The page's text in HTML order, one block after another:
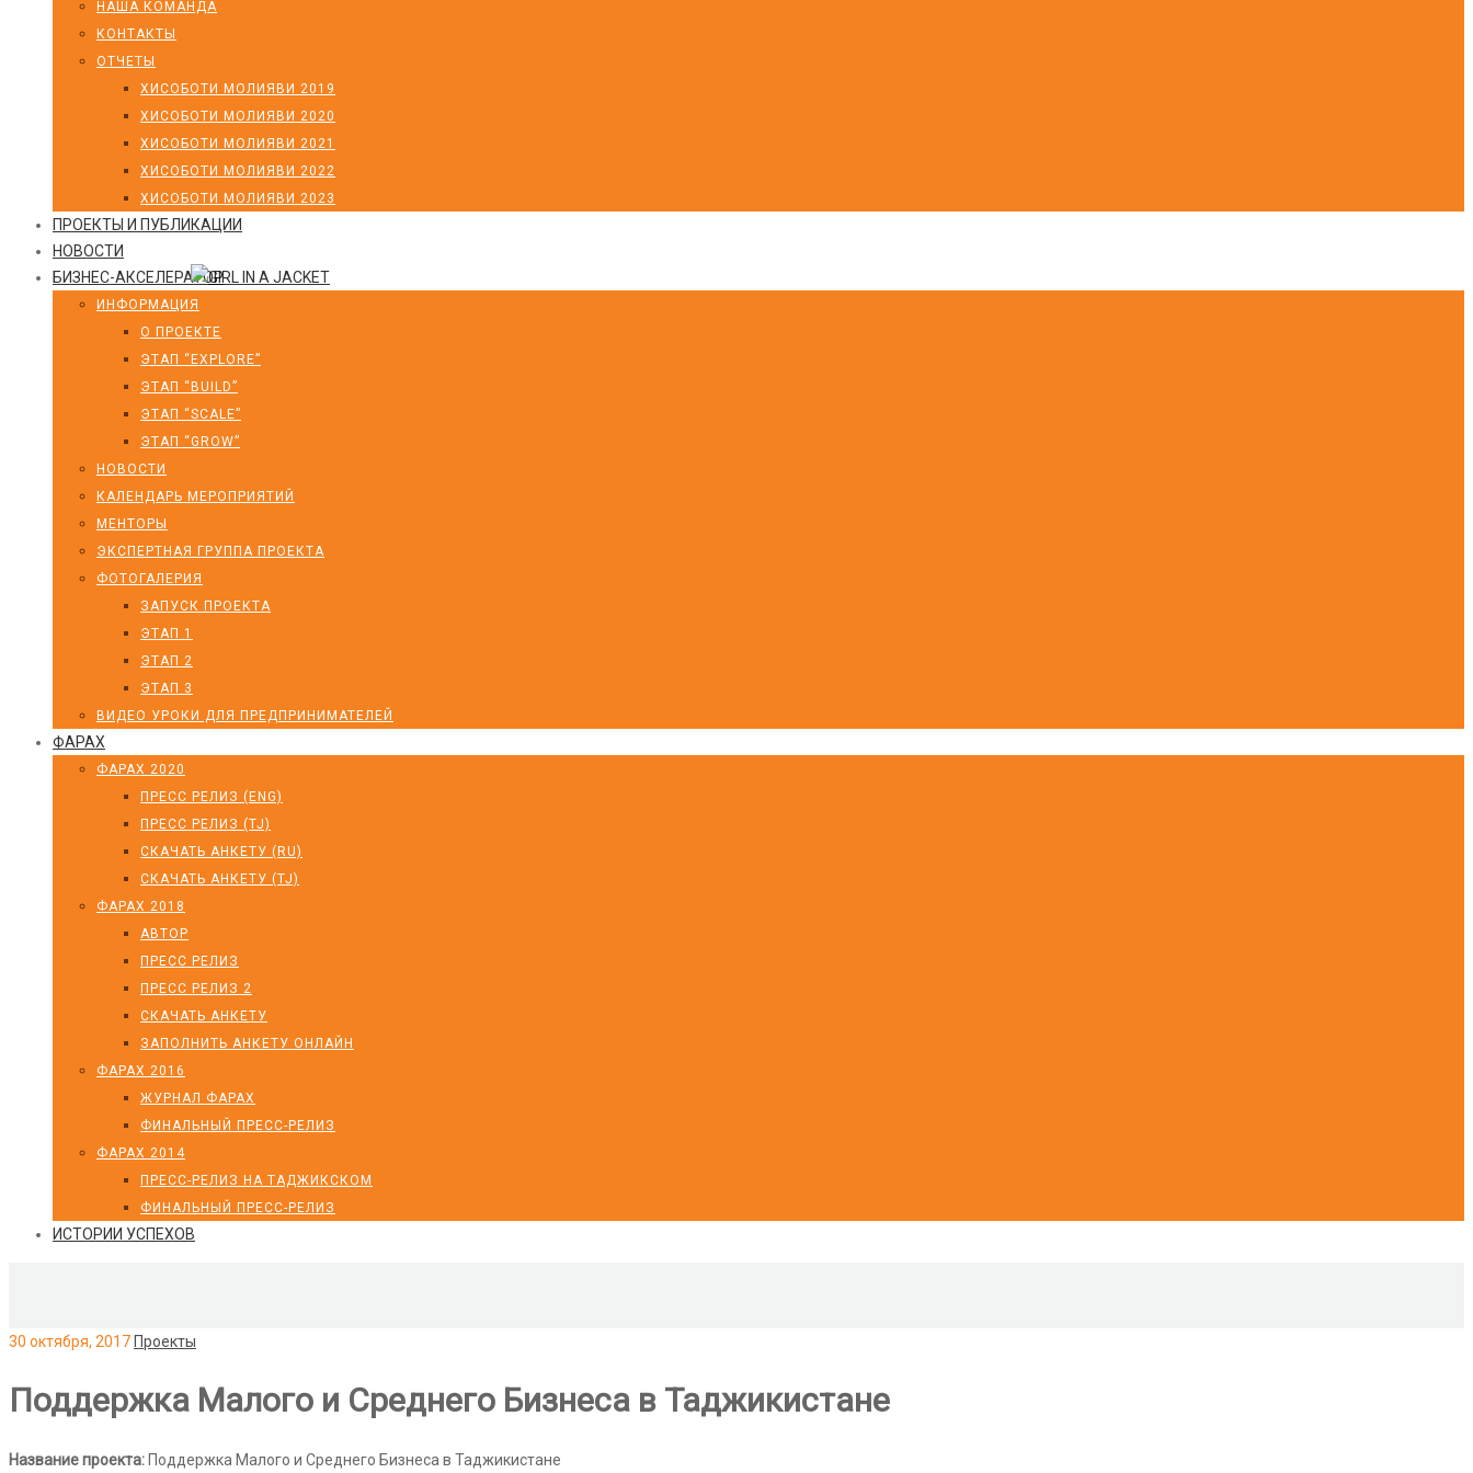
НАША КОМАНДА
КОНТАКТЫ
ОТЧЕТЫ
ХИСОБОТИ МОЛИЯВИ 2019
ХИСОБОТИ МОЛИЯВИ 2020
ХИСОБОТИ МОЛИЯВИ 2021
ХИСОБОТИ МОЛИЯВИ 2022
ХИСОБОТИ МОЛИЯВИ 2023
ПРОЕКТЫ И ПУБЛИКАЦИИ
НОВОСТИ
БИЗНЕС-АКСЕЛЕРАТОР
ИНФОРМАЦИЯ
О ПРОЕКТЕ
ЭТАП “EXPLORE”
ЭТАП “BUILD”
ЭТАП “SCALE”
ЭТАП “GROW”
НОВОСТИ
КАЛЕНДАРЬ МЕРОПРИЯТИЙ
МЕНТОРЫ
ЭКСПЕРТНАЯ ГРУППА ПРОЕКТА
ФОТОГАЛЕРИЯ
ЗАПУСК ПРОЕКТА
ЭТАП 1
ЭТАП 2
ЭТАП 3
ВИДЕО УРОКИ ДЛЯ ПРЕДПРИНИМАТЕЛЕЙ
ФАРАХ
ФАРАХ 2020
ПРЕСС РЕЛИЗ (ENG)
ПРЕСС РЕЛИЗ (TJ)
СКАЧАТЬ АНКЕТУ (RU)
СКАЧАТЬ АНКЕТУ (TJ)
ФАРАХ 2018
АВТОР
ПРЕСС РЕЛИЗ
ПРЕСС РЕЛИЗ 2
СКАЧАТЬ АНКЕТУ
ЗАПОЛНИТЬ АНКЕТУ ОНЛАЙН
ФАРАХ 2016
ЖУРНАЛ ФАРАХ
ФИНАЛЬНЫЙ ПРЕСС-РЕЛИЗ
ФАРАХ 2014
ПРЕСС-РЕЛИЗ НА ТАДЖИКСКОМ
ФИНАЛЬНЫЙ ПРЕСС-РЕЛИЗ
ИСТОРИИ УСПЕХОВ
30 октября, 2017 Проекты
Поддержка Малого и Среднего Бизнеса в Таджикистане
Название проекта: Поддержка Малого и Среднего Бизнеса в Таджикистане